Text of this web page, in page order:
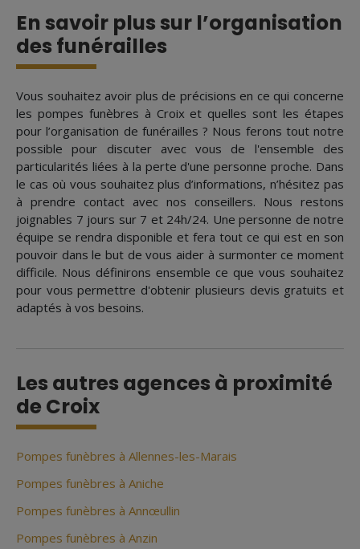
En savoir plus sur l’organisation
des funérailles
Vous souhaitez avoir plus de précisions en ce qui concerne
les pompes funèbres à Croix et quelles sont les étapes
pour l’organisation de funérailles ? Nous ferons tout notre
possible pour discuter avec vous de l'ensemble des
particularités liées à la perte d'une personne proche. Dans
le cas où vous souhaitez plus d’informations, n’hésitez pas
à prendre contact avec nos conseillers. Nous restons
joignables 7 jours sur 7 et 24h/24. Une personne de notre
équipe se rendra disponible et fera tout ce qui est en son
pouvoir dans le but de vous aider à surmonter ce moment
difficile. Nous définirons ensemble ce que vous souhaitez
pour vous permettre d'obtenir plusieurs devis gratuits et
adaptés à vos besoins.
Les autres agences à proximité
de Croix
Pompes funèbres à Allennes-les-Marais
Pompes funèbres à Aniche
Pompes funèbres à Annœullin
Pompes funèbres à Anzin